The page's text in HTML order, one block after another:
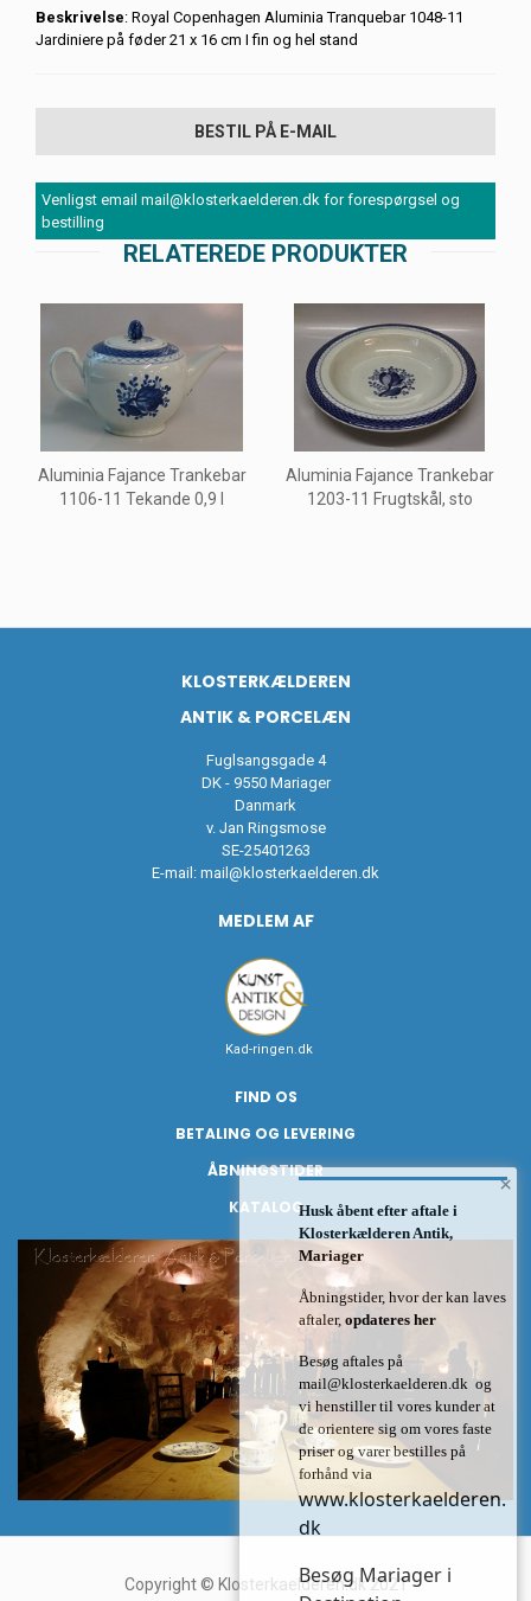
Beskrivelse: Royal Copenhagen Aluminia Tranquebar 1048-11
Jardiniere på føder 21 x 16 cm I fin og hel stand
BESTIL PÅ E-MAIL
Venligst email mail@klosterkaelderen.dk for forespørgsel og
bestilling
RELATEREDE PRODUKTER
Aluminia Fajance Trankebar
1106-11 Tekande 0,9 l
Aluminia Fajance Trankebar
1203-11 Frugtskål, sto
KLOSTERKÆLDEREN
ANTIK & PORCELÆN
Fuglsangsgade 4
DK - 9550 Mariager
Danmark
v. Jan Ringsmose
SE-25401263
E-mail: mail@klosterkaelderen.dk
MEDLEM AF
Kad-ringen.dk
FIND OS
BETALING OG LEVERING
ÅBNINGSTIDER
KATALOG
Copyright © Klosterkaelderen.dk 2021
×
Husk åbent efter aftale i
Klosterkælderen Antik,
Mariager
Åbningstider, hvor der kan laves
aftaler, opdateres her
Besøg aftales på
mail@klosterkaelderen.dk og
vi henstiller til vores kunder at
de orientere sig om vores faste
priser og varer bestilles på
forhånd via
www.klosterkaelderen.
dk
Besøg Mariager i